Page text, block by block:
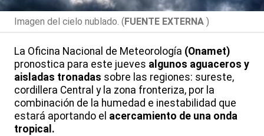
Imagen del cielo nublado. (FUENTE EXTERNA )
La Oficina Nacional de Meteorología (Onamet)
pronostica para este jueves algunos aguaceros y
aisladas tronadas sobre las regiones: sureste,
cordillera Central y la zona fronteriza, por la
combinación de la humedad e inestabilidad que
estará aportando el acercamiento de una onda
tropical.